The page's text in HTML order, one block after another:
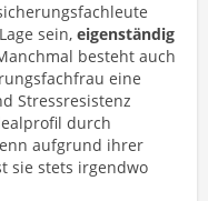
sein, eigenständig
besteht auch
eine
Stressresistenz
durch
aufgrund ihrer
sie stets irgendwo